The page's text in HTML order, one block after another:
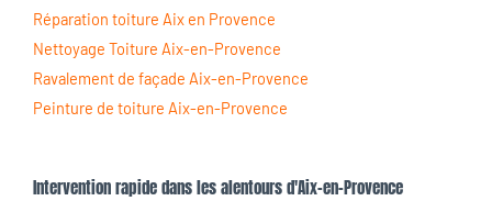
Réparation toiture Aix en Provence
Nettoyage Toiture Aix-en-Provence
Ravalement de façade Aix-en-Provence
Peinture de toiture Aix-en-Provence
Intervention rapide dans les alentours d'Aix-en-Provence